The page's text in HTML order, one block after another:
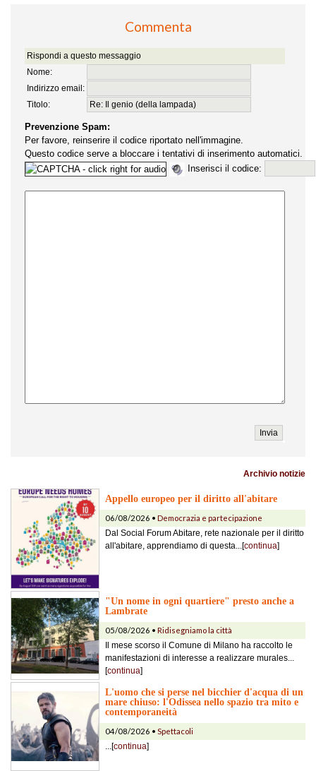
Commenta
Rispondi a questo messaggio
Nome:
Indirizzo email:
Titolo:
Prevenzione Spam:
Per favore, reinserire il codice riportato nell'immagine.
Questo codice serve a bloccare i tentativi di inserimento automatici.
Inserisci il codice:
Archivio notizie
Appello europeo per il diritto all'abitare
06/08/2026 • Democrazia e partecipazione
Dal Social Forum Abitare, rete nazionale per il diritto
all'abitare, apprendiamo di questa...[continua]
"Un nome in ogni quartiere" presto anche a
Lambrate
05/08/2026 • Ridisegniamo la città
Il mese scorso il Comune di Milano ha raccolto le
manifestazioni di interesse a realizzare murales...
[continua]
L'uomo che si perse nel bicchier d'acqua di un
mare chiuso: l'Odissea nello spazio tra mito e
contemporaneità
04/08/2026 • Spettacoli
...[continua]